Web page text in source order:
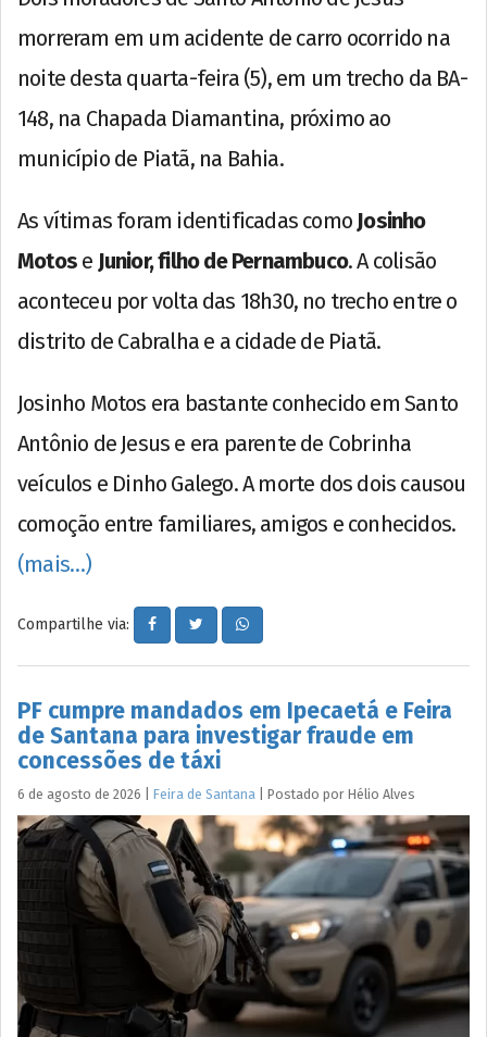
morreram em um acidente de carro ocorrido na
noite desta quarta-feira (5), em um trecho da BA-
148, na Chapada Diamantina, próximo ao
município de Piatã, na Bahia.
As vítimas foram identificadas como Josinho
Motos e Junior, filho de Pernambuco. A colisão
aconteceu por volta das 18h30, no trecho entre o
distrito de Cabralha e a cidade de Piatã.
Josinho Motos era bastante conhecido em Santo
Antônio de Jesus e era parente de Cobrinha
veículos e Dinho Galego. A morte dos dois causou
comoção entre familiares, amigos e conhecidos.
(mais…)
Compartilhe via:
PF cumpre mandados em Ipecaetá e Feira
de Santana para investigar fraude em
concessões de táxi
6 de agosto de 2026 Feira de Santana Postado por Hélio Alves